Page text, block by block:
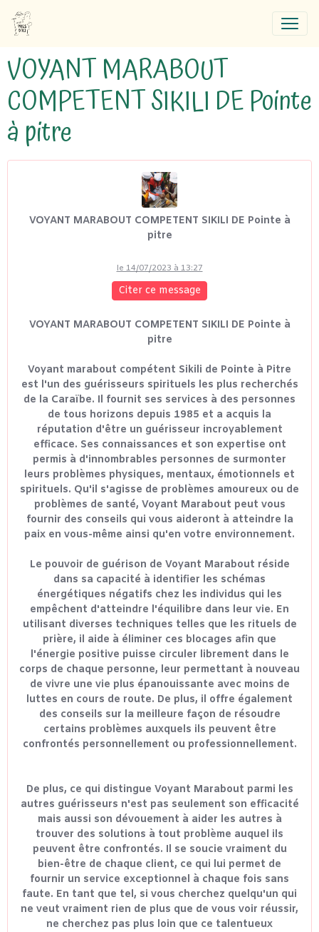
VOYANT MARABOUT
COMPETENT SIKILI DE Pointe
à pitre
VOYANT MARABOUT COMPETENT SIKILI DE Pointe à
pitre
le 14/07/2023 à 13:27
Citer ce message
VOYANT MARABOUT COMPETENT SIKILI DE Pointe à
pitre
Voyant marabout compétent Sikili de Pointe à Pitre
est l'un des guérisseurs spirituels les plus recherchés
de la Caraïbe. Il fournit ses services à des personnes
de tous horizons depuis 1985 et a acquis la
réputation d'être un guérisseur incroyablement
efficace. Ses connaissances et son expertise ont
permis à d'innombrables personnes de surmonter
leurs problèmes physiques, mentaux, émotionnels et
spirituels. Qu'il s'agisse de problèmes amoureux ou de
problèmes de santé, Voyant Marabout peut vous
fournir des conseils qui vous aideront à atteindre la
paix en vous-même ainsi qu'en votre environnement.
Le pouvoir de guérison de Voyant Marabout réside
dans sa capacité à identifier les schémas
énergétiques négatifs chez les individus qui les
empêchent d'atteindre l'équilibre dans leur vie. En
utilisant diverses techniques telles que les rituels de
prière, il aide à éliminer ces blocages afin que
l'énergie positive puisse circuler librement dans le
corps de chaque personne, leur permettant à nouveau
de vivre une vie plus épanouissante avec moins de
luttes en cours de route. De plus, il offre également
des conseils sur la meilleure façon de résoudre
certains problèmes auxquels ils peuvent être
confrontés personnellement ou professionnellement.
De plus, ce qui distingue Voyant Marabout parmi les
autres guérisseurs n'est pas seulement son efficacité
mais aussi son dévouement à aider les autres à
trouver des solutions à tout problème auquel ils
peuvent être confrontés. Il se soucie vraiment du
bien-être de chaque client, ce qui lui permet de
fournir un service exceptionnel à chaque fois sans
faute. En tant que tel, si vous cherchez quelqu'un qui
ne veut vraiment rien de plus que de vous voir réussir,
ne cherchez pas plus loin que ce talentueux